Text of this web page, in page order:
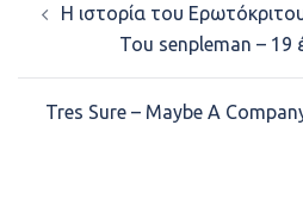
navigation
Η ιστορία του
Tou senpleman – 19
Tres Sure – Maybe A